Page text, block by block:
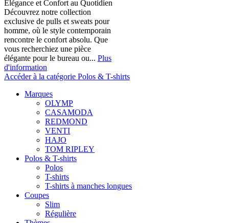
Élégance et Confort au Quotidien
Découvrez notre collection
exclusive de pulls et sweats pour
homme, où le style contemporain
rencontre le confort absolu. Que
vous recherchiez une pièce
élégante pour le bureau ou... Plus
d'information
Accéder à la catégorie Polos & T-shirts
Marques
OLYMP
CASAMODA
REDMOND
VENTI
HAJO
TOM RIPLEY
Polos & T-shirts
Polos
T-shirts
T-shirts à manches longues
Coupes
Slim
Régulière